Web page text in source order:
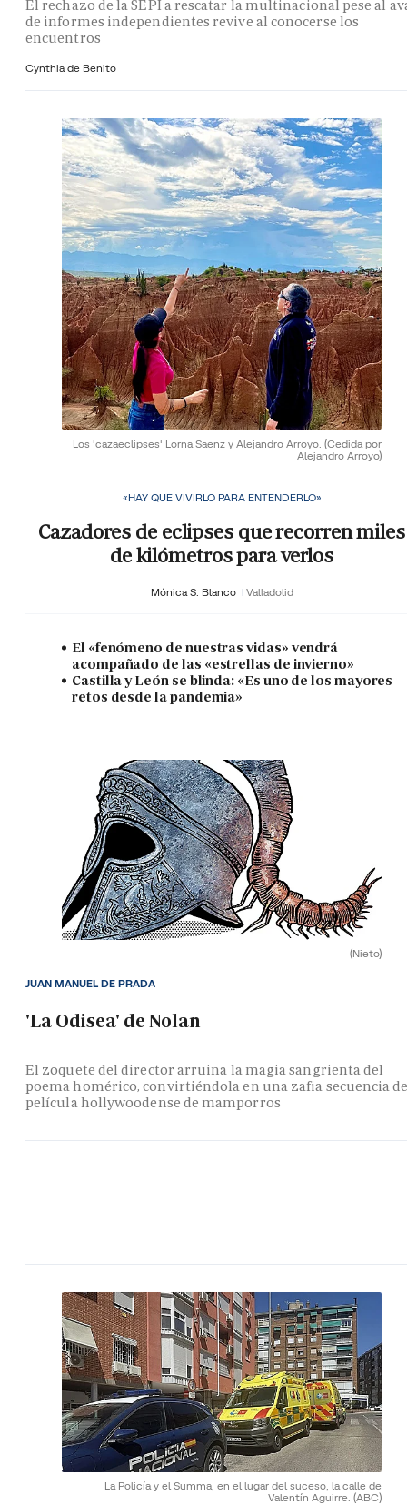
El rechazo de la SEPI a rescatar la multinacional pese al
de informes independientes revive al conocerse los
encuentros
Cynthia de Benito
Los 'cazaeclipses' Lorna Saenz y Alejandro Arroyo. (Cedida por
Alejandro Arroyo)
«HAY QUE VIVIRLO PARA ENTENDERLO»
Cazadores de eclipses que recorren miles
de kilómetros para verlos
Mónica S. Blanco Valladolid
El «fenómeno de nuestras vidas» vendrá
acompañado de las «estrellas de invierno»
Castilla y León se blinda: «Es uno de los mayores
retos desde la pandemia»
(Nieto)
'La Odisea' de Nolan
El zoquete del director arruina la magia sangrienta del
poema homérico, convirtiéndola en una zafia secuencia
película hollywoodense de mamporros
JUAN MANUEL DE PRADA
La Policía y el Summa, en el lugar del suceso, la calle de
Valentín Aguirre. (ABC)